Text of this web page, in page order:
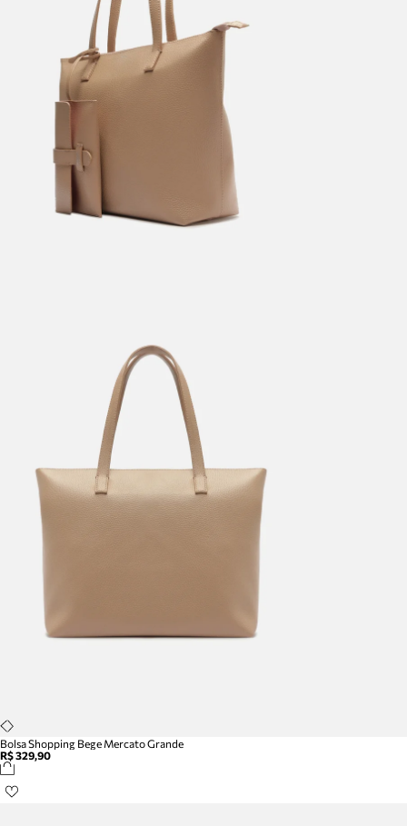
Bolsa Shopping Bege Mercato Grande
R$ 329,90